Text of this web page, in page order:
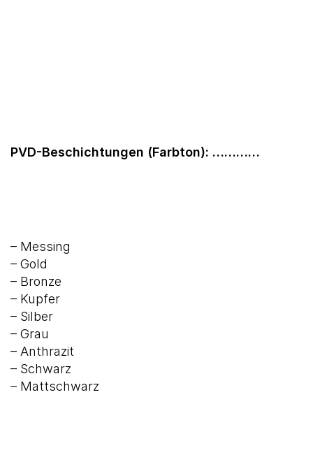
PVD-Beschichtungen (Farbton): …………
– Messing
– Gold
– Bronze
– Kupfer
– Silber
– Grau
– Anthrazit
– Schwarz
– Mattschwarz